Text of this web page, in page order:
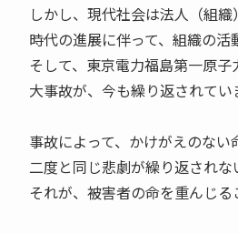
しかし、現代社会は法人（組織
時代の進展に伴って、組織の活
そして、東京電力福島第一原子
大事故が、今も繰り返されてい
事故によって、かけがえのない
二度と同じ悲劇が繰り返されな
それが、被害者の命を重んじる